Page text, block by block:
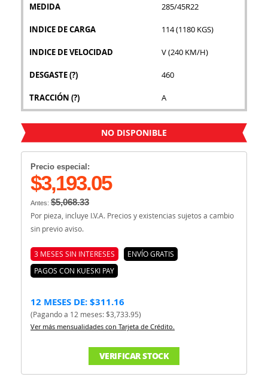
MEDIDA 285/45R22
INDICE DE CARGA 114 (1180 KGS)
INDICE DE VELOCIDAD V (240 KM/H)
DESGASTE(?) 460
TRACCIÓN (?) A
NO DISPONIBLE
Precio especial:
$3,193.05
Antes: $5,068.33
Por pieza, incluye I.V.A. Precios y existencias sujetos a cambio
sin previo aviso.
3 MESES SIN INTERESES
ENVÍO GRATIS
PAGOS CON KUESKI PAY
12 MESES DE: $311.16
(Pagando a 12 meses: $3,733.95)
Ver más mensualidades con Tarjeta de Crédito.
VERIFICAR STOCK